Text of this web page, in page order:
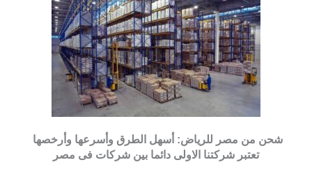
شحن من مصر للرياض: أسهل الطرق وأسرعها وأرخصها
تعتبر شركتنا الاولى دائما بین شركات فى مصر